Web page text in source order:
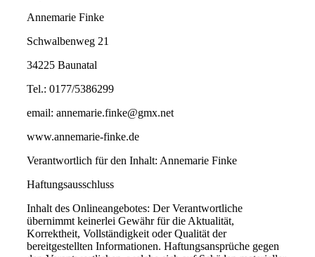
Annemarie Finke
Schwalbenweg 21
34225 Baunatal
Tel.: 0177/5386299
email: annemarie.finke@gmx.net
www.annemarie-finke.de
Verantwortlich für den Inhalt: Annemarie Finke
Haftungsausschluss
Inhalt des Onlineangebotes: Der Verantwortliche
übernimmt keinerlei Gewähr für die Aktualität,
Korrektheit, Vollständigkeit oder Qualität der
bereitgestellten Informationen. Haftungsansprüche gegen